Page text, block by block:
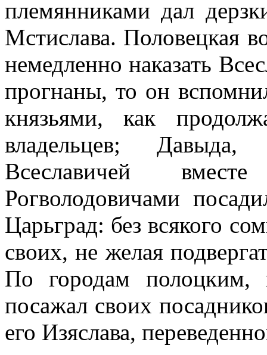
племянниками дал
Мстислава. Половецкая
немедленно наказать
прогнаны, то он
князьями, как
владельцев; Давыда,
Всеславичей
Рогволодовичами
Царьград: без всякого
своих, не желая
По городам полоцким,
посажал своих
его Изяслава,